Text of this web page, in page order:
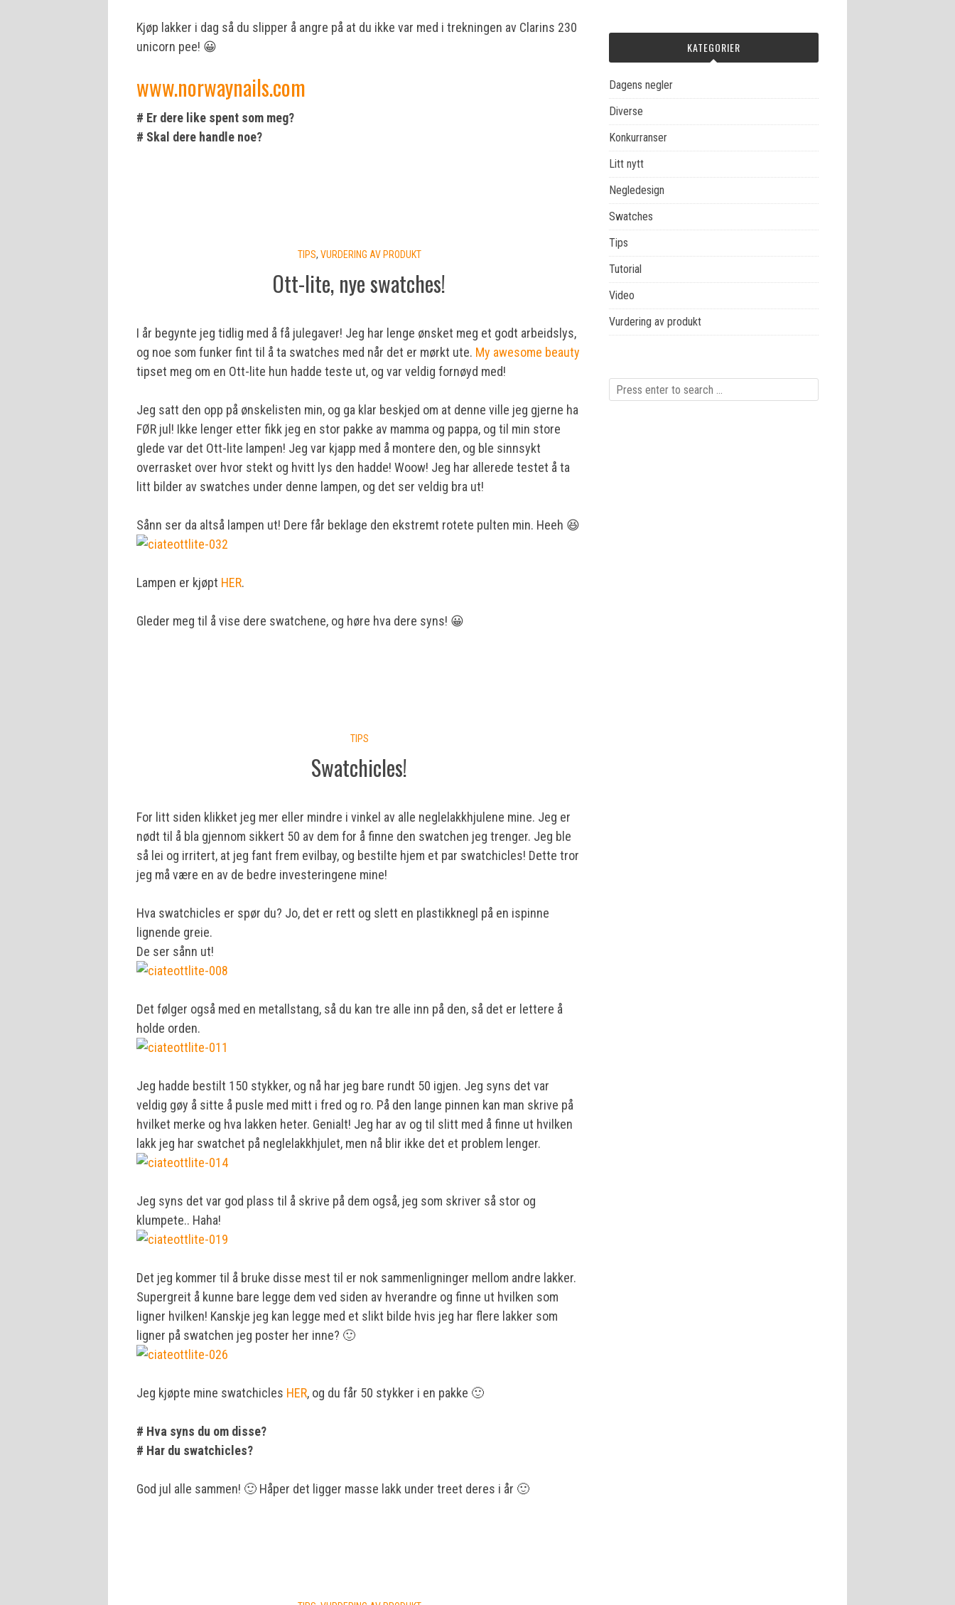
Kjøp lakker i dag så du slipper å angre på at du ikke var med i trekningen av Clarins 230
unicorn pee! 😀
www.norwaynails.com
# Er dere like spent som meg?
# Skal dere handle noe?
TIPS, VURDERING AV PRODUKT
Ott-lite, nye swatches!
I år begynte jeg tidlig med å få julegaver! Jeg har lenge ønsket meg et godt arbeidslys,
og noe som funker fint til å ta swatches med når det er mørkt ute. My awesome beauty
tipset meg om en Ott-lite hun hadde teste ut, og var veldig fornøyd med!
Jeg satt den opp på ønskelisten min, og ga klar beskjed om at denne ville jeg gjerne ha
FØR jul! Ikke lenger etter fikk jeg en stor pakke av mamma og pappa, og til min store
glede var det Ott-lite lampen! Jeg var kjapp med å montere den, og ble sinnsykt
overrasket over hvor stekt og hvitt lys den hadde! Woow! Jeg har allerede testet å ta
litt bilder av swatches under denne lampen, og det ser veldig bra ut!
Sånn ser da altså lampen ut! Dere får beklage den ekstremt rotete pulten min. Heeh 😆
Lampen er kjøpt HER.
Gleder meg til å vise dere swatchene, og høre hva dere syns! 😀
TIPS
Swatchicles!
For litt siden klikket jeg mer eller mindre i vinkel av alle neglelakkhjulene mine. Jeg er
nødt til å bla gjennom sikkert 50 av dem for å finne den swatchen jeg trenger. Jeg ble
så lei og irritert, at jeg fant frem evilbay, og bestilte hjem et par swatchicles! Dette tror
jeg må være en av de bedre investeringene mine!
Hva swatchicles er spør du? Jo, det er rett og slett en plastikknegl på en ispinne
lignende greie.
De ser sånn ut!
Det følger også med en metallstang, så du kan tre alle inn på den, så det er lettere å
holde orden.
Jeg hadde bestilt 150 stykker, og nå har jeg bare rundt 50 igjen. Jeg syns det var
veldig gøy å sitte å pusle med mitt i fred og ro. På den lange pinnen kan man skrive på
hvilket merke og hva lakken heter. Genialt! Jeg har av og til slitt med å finne ut hvilken
lakk jeg har swatchet på neglelakkhjulet, men nå blir ikke det et problem lenger.
Jeg syns det var god plass til å skrive på dem også, jeg som skriver så stor og
klumpete.. Haha!
Det jeg kommer til å bruke disse mest til er nok sammenligninger mellom andre lakker.
Supergreit å kunne bare legge dem ved siden av hverandre og finne ut hvilken som
ligner hvilken! Kanskje jeg kan legge med et slikt bilde hvis jeg har flere lakker som
ligner på swatchen jeg poster her inne? 🙂
Jeg kjøpte mine swatchicles HER, og du får 50 stykker i en pakke 🙂
# Hva syns du om disse?
# Har du swatchicles?
God jul alle sammen! 🙂 Håper det ligger masse lakk under treet deres i år 🙂
KATEGORIER
Dagens negler
Diverse
Konkurranser
Litt nytt
Negledesign
Swatches
Tips
Tutorial
Video
Vurdering av produkt